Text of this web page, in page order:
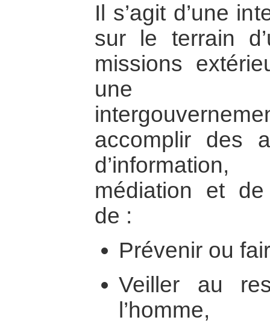
Il s’agit d’une
sur le terrain
missions
une
accomplir des
médiation et
de :
Prévenir ou
Veiller au
l’homme,